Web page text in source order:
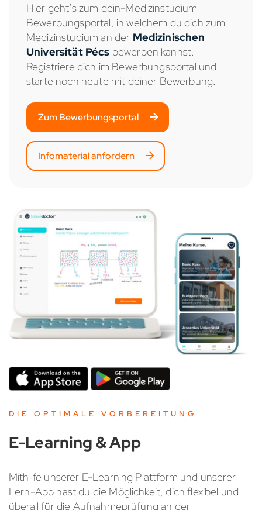
Hier geht’s zum dein-Medizinstudium
Bewerbungsportal, in welchem du dich zum
Medizinstudium an der Medizinischen
Universität Pécs bewerben kannst.
Registriere dich im Bewerbungsportal und
starte noch heute mit deiner Bewerbung.
Zum Bewerbungsportal
Infomaterial anfordern
DIE OPTIMALE VORBEREITUNG
E-Learning & App
Mithilfe unserer E-Learning Plattform und unserer
Lern-App hast du die Möglichkeit, dich flexibel und
überall für die Aufnahmeprüfung an der